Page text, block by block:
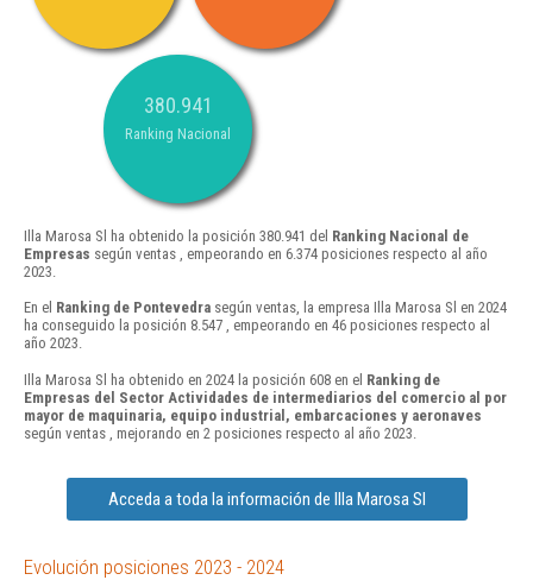
380.941
Ranking Nacional
Illa Marosa Sl ha obtenido la posición 380.941 del Ranking Nacional de
Empresas según ventas , empeorando en 6.374 posiciones respecto al año
2023.
En el Ranking de Pontevedra según ventas, la empresa Illa Marosa Sl en 2024
ha conseguido la posición 8.547 , empeorando en 46 posiciones respecto al
año 2023.
Illa Marosa Sl ha obtenido en 2024 la posición 608 en el Ranking de
Empresas del Sector Actividades de intermediarios del comercio al por
mayor de maquinaria, equipo industrial, embarcaciones y aeronaves
según ventas , mejorando en 2 posiciones respecto al año 2023.
Acceda a toda la información de Illa Marosa Sl
Evolución posiciones 2023 - 2024